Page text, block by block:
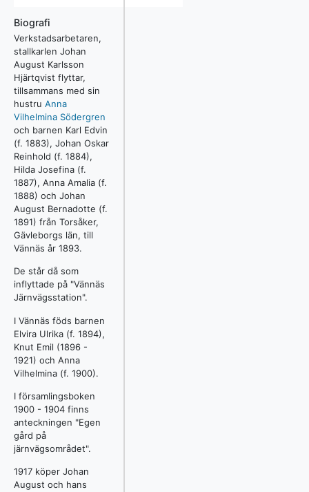
Biografi
Verkstadsarbetaren,
stallkarlen Johan
August Karlsson
Hjärtqvist flyttar,
tillsammans med sin
hustru Anna
Vilhelmina Södergren
och barnen Karl Edvin
(f. 1883), Johan Oskar
Reinhold (f. 1884),
Hilda Josefina (f.
1887), Anna Amalia (f.
1888) och Johan
August Bernadotte (f.
1891) från Torsåker,
Gävleborgs län, till
Vännäs år 1893.
De står då som
inflyttade på "Vännäs
Järnvägsstation".
I Vännäs föds barnen
Elvira Ulrika (f. 1894),
Knut Emil (1896 -
1921) och Anna
Vilhelmina (f. 1900).
I församlingsboken
1900 - 1904 finns
anteckningen "Egen
gård på
järnvägsområdet".
1917 köper Johan
August och hans